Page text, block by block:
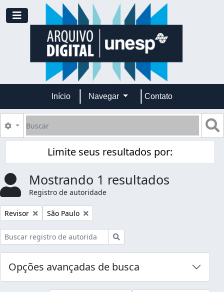
Skip to main content
Toggle navigation
Início Navegar Contato
Buscar
Opções de busca
Limite seus resultados por:
Mostrando 1 resultados
Registro de autoridade
Remover filtro:
Revisor Remover filtro:
São Paulo
Opções avançadas de busca